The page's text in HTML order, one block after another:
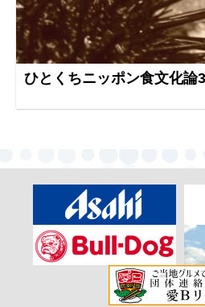
ひとくちニッポン食文化論